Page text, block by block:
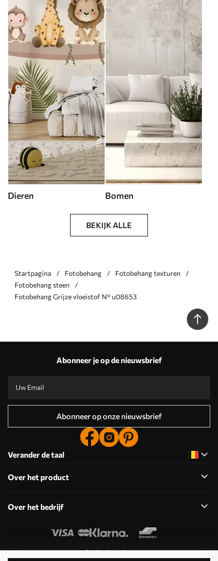
Dieren Bomen
BEKIJK ALLE
Startpagina Fotobehang
Fotobehang texturen
Fotobehang steen
Fotobehang Grijze vloeistof N° u08653
Abonneer je op de nieuwsbrief
Abonneer op onze nieuwsbrief
Verander de taal
Over het product
Over het bedrijf
Cookies bewerken